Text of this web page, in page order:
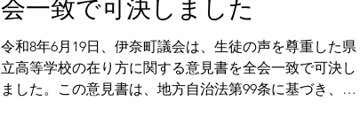
える化は、私個人の活動内容を整理したものです。議員
によって活動の進め方や時間の使い方は異なりますの
で、他の議員との比較ではなく、私自身の活動内容を確
認していただくための資料としてご覧ください。 2026年5
月の総活動時間は、300.
会一致で可決しました
令和8年6月19日、伊奈町議会は、生徒の声を尊重した県
立高等学校の在り方に関する意見書を全会一致で可決し
ました。この意見書は、地方自治法第99条に基づき、伊